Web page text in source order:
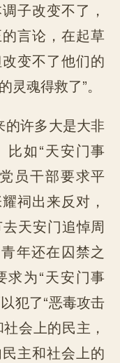
子改变不了，
言论，在起草
变不了他们的
灵魂得救了”。
的许多大是大非
比如“天安门事
员干部要求平
祠出来反对，
天安门追悼周
年还在囚禁之
求为“天安门事
犯了“恶毒攻击
会上的民主，
主和社会上的